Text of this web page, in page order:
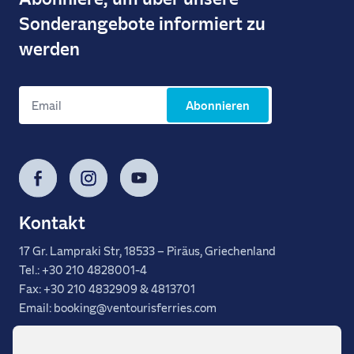
Sonderangebote informiert zu
werden
Abonnieren
Facebook InstagramYouTube
Kontakt
17 Gr. Lampraki Str, 18533 – Piräus, Griechenland
Tel.: +30 210 4828001-4
Fax: +30 210 4832909 & 4813701
Email: booking@ventourisferries.com